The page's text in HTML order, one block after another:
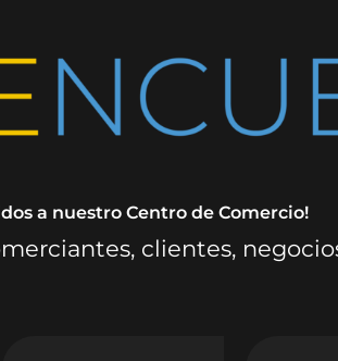
a nuestro Centro de Comercio!
clientes,